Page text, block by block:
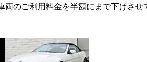
のご利用料金を半額にまで下げさせ